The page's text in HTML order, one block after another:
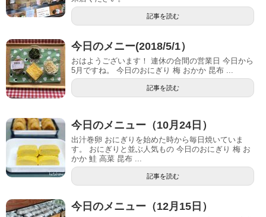
記事を読む
今日のメニー(2018/5/1）
おはようございます！ 連休の合間の営業日 今日から
5月ですね。 今日のおにぎり 梅 おかか 昆布 ...
記事を読む
今日のメニュー（10月24日）
出汁巻卵 おにぎりを始めた時から毎日焼いていま
す。 おにぎりと並ぶ人気もの 今日のおにぎり 梅 お
かか 鮭 高菜 昆布 ...
記事を読む
今日のメニュー（12月15日）